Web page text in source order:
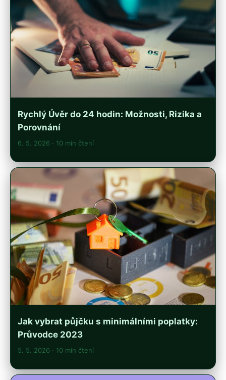
Rychlý Úvěr do 24 hodin: Možnosti, Rizika a
Porovnání
6. 5. 2026 · 10 min čtení
Jak vybrat půjčku s minimálními poplatky:
Průvodce 2023
5. 5. 2026 · 10 min čtení